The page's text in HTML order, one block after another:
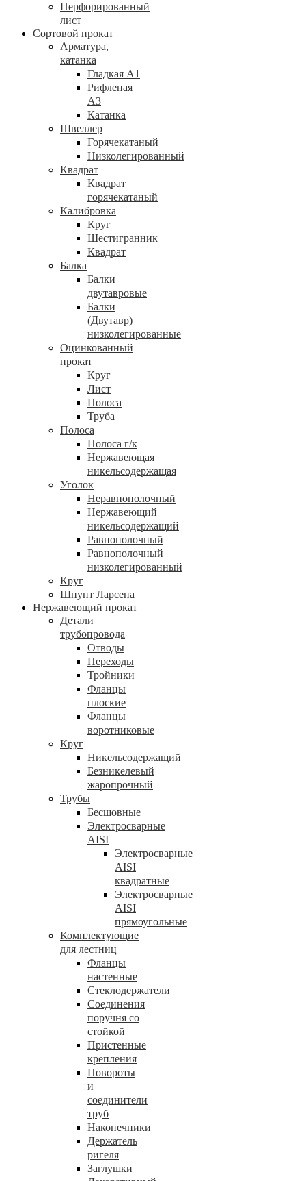
Перфорированный
лист
Сортовой прокат
Арматура,
катанка
Гладкая А1
Рифленая
А3
Катанка
Швеллер
Горячекатаный
Низколегированный
Квадрат
Квадрат
горячекатаный
Калибровка
Круг
Шестигранник
Квадрат
Балка
Балки
двутавровые
Балки
(Двутавр)
низколегированные
Оцинкованный
прокат
Круг
Лист
Полоса
Труба
Полоса
Полоса г/к
Нержавеющая
никельсодержащая
Уголок
Неравнополочный
Нержавеющий
никельсодержащий
Равнополочный
Равнополочный
низколегированный
Круг
Шпунт Ларсена
Нержавеющий прокат
Детали
трубопровода
Отводы
Переходы
Тройники
Фланцы
плоские
Фланцы
воротниковые
Круг
Никельсодержащий
Безникелевый
жаропрочный
Трубы
Бесшовные
Электросварные
AISI
Электросварные
AISI
квадратные
Электросварные
AISI
прямоугольные
Комплектующие
для лестниц
Фланцы
настенные
Стеклодержатели
Соединения
поручня со
стойкой
Пристенные
крепления
Повороты
и
соединители
труб
Наконечники
Держатель
ригеля
Заглушки